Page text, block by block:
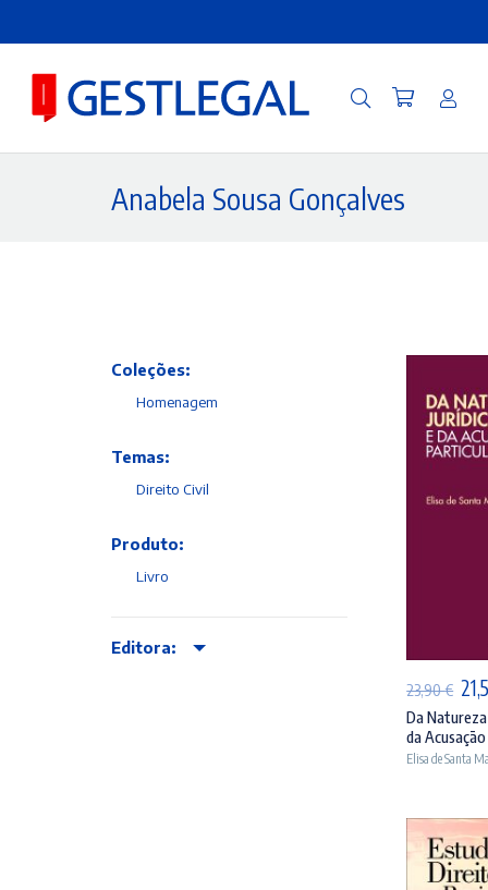
Anabela Sousa Gonçalves
Coleções:
Homenagem
Temas:
Direito Civil
Produto:
Livro
Editora:
23,90€ O
Da Natureza
da
Elisa de Santa